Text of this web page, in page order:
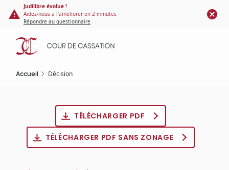
Panneau de gestion des cookies
contenu
principal
Judilibre évolue !
Aidez-nous à l'améliorer en 2 minutes
Répondre au questionnaire
Accueil Décision
TÉLÉCHARGER PDF
TÉLÉCHARGER PDF SANS ZONAGE